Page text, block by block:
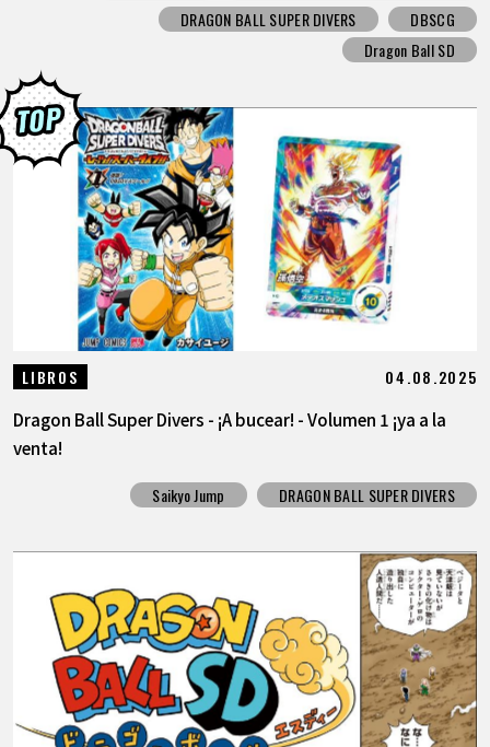
DRAGON BALL SUPER DIVERS
DBSCG
Dragon Ball SD
LIBROS 04.08.2025
Dragon Ball Super Divers - ¡A bucear! - Volumen 1 ¡ya a la
venta!
Saikyo Jump DRAGON BALL SUPER DIVERS